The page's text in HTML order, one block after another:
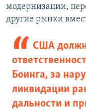
модернизации,
другие рынки
США
Боинга, за
ликвидации
дальности и